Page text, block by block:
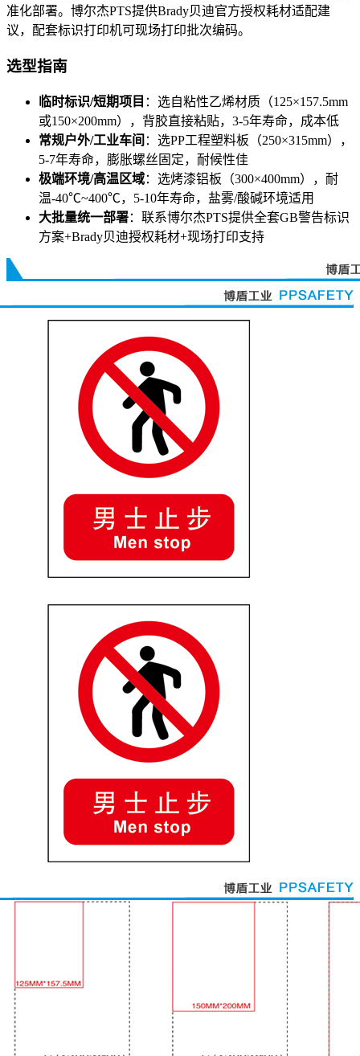
准化部署。博尔杰PTS提供Brady贝迪官方授权耗材适配建
议，配套标识打印机可现场打印批次编码。
选型指南
临时标识/短期项目 ：选自粘性乙烯材质（125×157.5mm
或150×200mm），背胶直接粘贴，3-5年寿命，成本低
常规户外/工业车间 ：选PP工程塑料板（250×315mm），
5-7年寿命，膨胀螺丝固定，耐候性佳
极端环境/高温区域：选烤漆铝板（300×400mm），耐
温-40℃~400℃，5-10年寿命，盐雾/酸碱环境适用
大批量统一部署：联系博尔杰PTS提供全套GB警告标识
方案+Brady贝迪授权耗材+现场打印支持